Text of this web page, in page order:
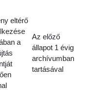
eltérő
a
Az előző
állapot 1 évig
archívumban
tartásával